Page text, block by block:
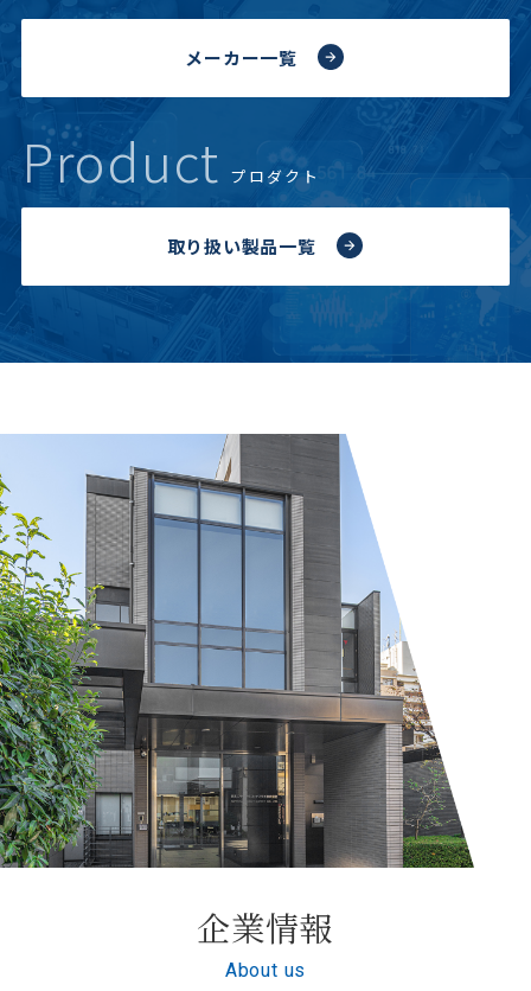
メーカー一覧
Product プロダクト
取り扱い製品一覧
企業情報
About us